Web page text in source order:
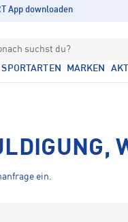
App downloaden
suchst du?
SPORTARTEN MARKEN
ein.